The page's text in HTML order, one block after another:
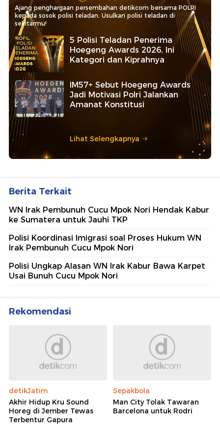
Ajang penghargaan persembahan detikcom bersama POLRI
kepada sosok polisi teladan. Usulkan polisi teladan di
sekitarmu!
5 Polisi Teladan Penerima
Hoegeng Awards 2026, Ini
Kategori dan Kiprahnya
IM57+ Sebut Hoegeng Awards
Jadi Motivasi Polri Jalankan
Amanat Konstitusi
Lihat Selengkapnya
Berita Terkait
WN Irak Pembunuh Cucu Mpok Nori Hendak Kabur
ke Sumatera untuk Jauhi TKP
Polisi Koordinasi Imigrasi soal Proses Hukum WN
Irak Pembunuh Cucu Mpok Nori
Polisi Ungkap Alasan WN Irak Kabur Bawa Karpet
Usai Bunuh Cucu Mpok Nori
Rekomendasi
detikJatim
Akhir Hidup Kru Sound
Horeg di Jember Tewas
Terbentur Gapura
Sepakbola
Man City Tolak Tawaran
Barcelona untuk Rodri